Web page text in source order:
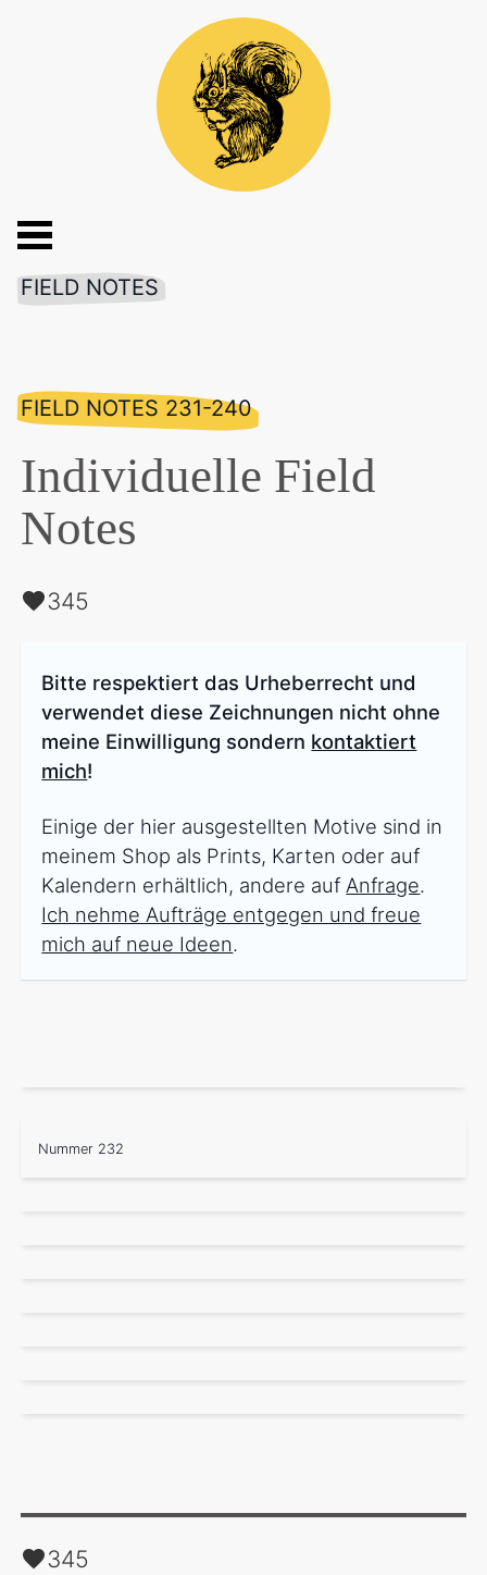
FIELD NOTES
FIELD NOTES 231-240
Individuelle Field
Notes
345
Bitte respektiert das Urheberrecht und
verwendet diese Zeichnungen nicht ohne
meine Einwilligung sondern kontaktiert
mich!
Einige der hier ausgestellten Motive sind in
meinem Shop als Prints, Karten oder auf
Kalendern erhältlich, andere auf Anfrage.
Ich nehme Aufträge entgegen und freue
mich auf neue Ideen.
Nummer 232
345